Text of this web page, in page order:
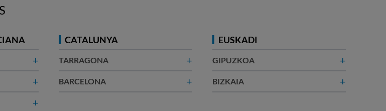
+
+
+
CATALUNYA
TARRAGONA +
BARCELONA​ +
EUSKADI
GIPUZKOA +
BIZKAIA +